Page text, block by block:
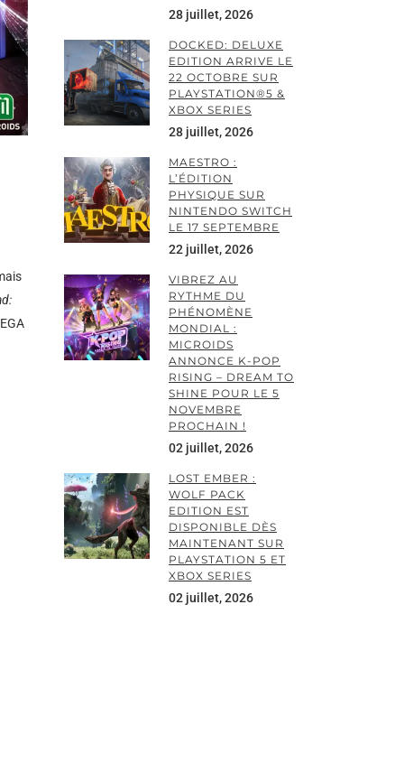
28 juillet, 2026
DOCKED: DELUXE
EDITION ARRIVE LE
22 OCTOBRE SUR
PLAYSTATION®5 &
XBOX SERIES
28 juillet, 2026
MAESTRO :
L’ÉDITION
PHYSIQUE SUR
NINTENDO SWITCH
LE 17 SEPTEMBRE
22 juillet, 2026
VIBREZ AU
RYTHME DU
PHÉNOMÈNE
MONDIAL :
MICROIDS
ANNONCE K-POP
RISING – DREAM TO
SHINE POUR LE 5
NOVEMBRE
PROCHAIN !
02 juillet, 2026
LOST EMBER :
WOLF PACK
EDITION EST
DISPONIBLE DÈS
MAINTENANT SUR
PLAYSTATION 5 ET
XBOX SERIES
02 juillet, 2026